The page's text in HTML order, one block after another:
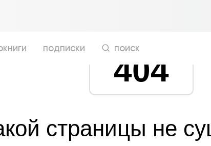
подписки поиск
404
страницы не